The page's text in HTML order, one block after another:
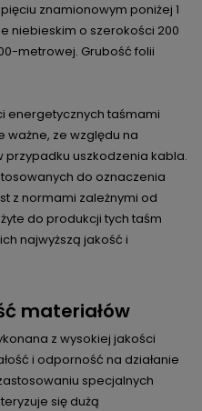
znamionowym poniżej 1
niebieskim o szerokości 200
metrowej. Grubość folii
energetycznych taśmami
ważne, ze względu na
przypadku uszkodzenia kabla.
do oznaczenia
z normami zależnymi od
do produkcji tych taśm
najwyższą jakość i
materiałów
z wysokiej jakości
i odporność na działanie
specjalnych
się dużą